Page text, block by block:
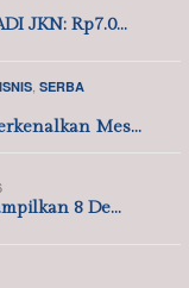
JKN: Rp7.0…
SERBA
Mes…
8 De…